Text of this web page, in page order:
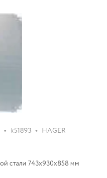
• k51893 • HAGER
стали 743х930х858 мм